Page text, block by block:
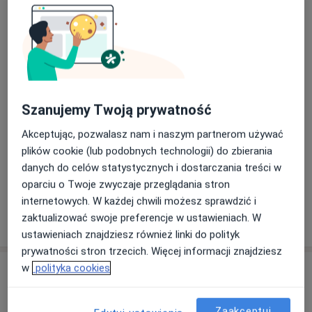
- Diagnostyka obrazowa dla fizjoterapeutów (USG,
RTG, MRI, TK)
- Medyczny trening terapeutyczny
- Stabilizacja centralna, obwodowa i stawów
skroniowo-żuchwowych (S. Legocki)
Ćwiczenia
Od 120 zł Szczegóły
Terapia tkanek miękkich
Szczegóły
+ 16 usług
W jaki sposób ustalane są ceny?
Adres
Manualmed, Fizjoterapia Tarnowskie Góry
Szanujemy Twoją prywatność
Akceptując, pozwalasz nam i naszym partnerom używać
plików cookie (lub podobnych technologii) do zbierania
danych do celów statystycznych i dostarczania treści w
oparciu o Twoje zwyczaje przeglądania stron
internetowych. W każdej chwili możesz sprawdzić i
zaktualizować swoje preferencje w ustawieniach. W
ustawieniach znajdziesz również linki do polityk
prywatności stron trzecich. Więcej informacji znajdziesz
w polityka cookies